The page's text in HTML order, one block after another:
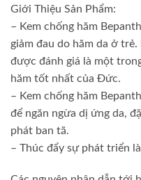
Giới Thiệu Sản Phẩm:
– Kem chống hăm
giảm đau do hăm da ở
được đánh giá là một
hăm tốt nhất của Đức.
– Kem chống hăm
để ngăn ngừa dị ứng da,
phát ban tã.
– Thúc đẩy sự phát triển